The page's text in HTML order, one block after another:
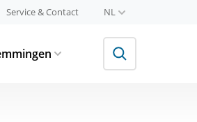
Service & Contact NL